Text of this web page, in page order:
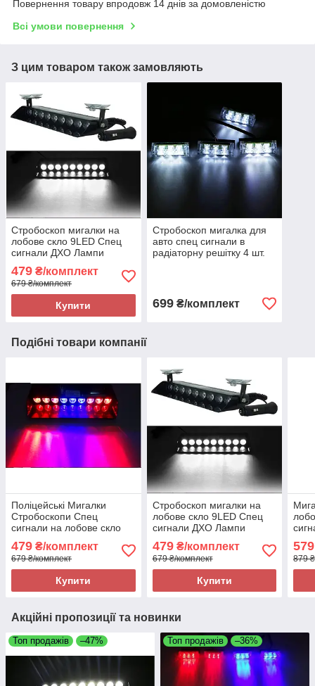
Повернення товару впродовж 14 днів за домовленістю
Всі умови повернення
З цим товаром також замовляють
Стробоскоп мигалки на
лобове скло 9LED Спец
сигнали ДХО Лампи
479 ₴/комплект
679 ₴/комплект
Купити
Стробоскоп мигалка для
авто спец сигнали в
радіаторну решітку 4 шт.
699₴/комплект
Подібні товари компанії
Поліцейські Мигалки
Стробоскопи Спец
сигнали на лобове скло
ДХО Червоний+Синій
479 ₴/комплект
679 ₴/комплект
Купити
Стробоскоп мигалки на
лобове скло 9LED Спец
сигнали ДХО Лампи
479₴/комплект
679 ₴/комплект
Купити
579
879
Акційні пропозиції та новинки
Топ продажів –47% Топ продажів –36%